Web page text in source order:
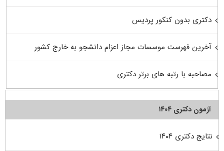
دکتری بدون کنکور پردیس
آخرین فهرست موسسات مجاز اعزام دانشجو به خارج کشور
مصاحبه با رتبه های برتر دکتری
آزمون دکتری ۱۴۰۴
نتایج دکتری ۱۴۰۴